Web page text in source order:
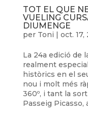
TOT EL QUE
VUELING
DIUMENGE
per Toni | oct. 17,
La 24a edició de
realment
històrics en el
nou i molt més
360º, i tant la
Passeig Picasso,